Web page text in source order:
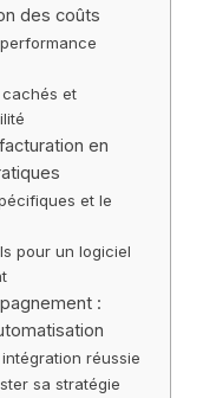
des coûts
cachés et
en
et le
pour un logiciel
:
intégration réussie
sa stratégie